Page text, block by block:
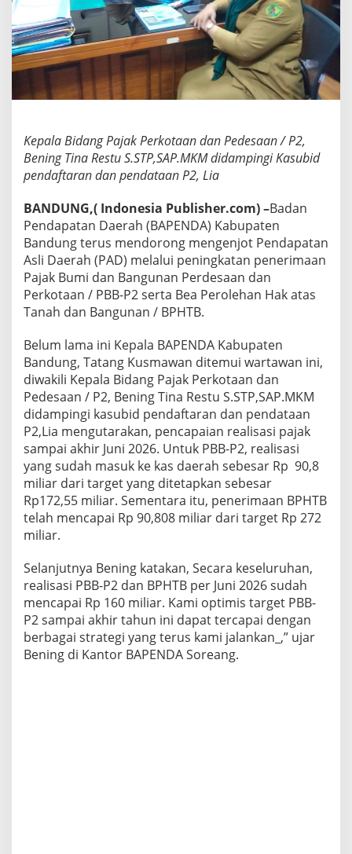
n
B
a
n
u
m
a
n
k
n
R
1
6
0
M
i
l
a
P
a
j
a
k
p
e
J
u
n
2
6
Kepala Bidang Pajak Perkotaan dan Pedesaan / P2,
Bening Tina Restu S.STP,SAP.MKM didampingi Kasubid
pendaftaran dan pendataan P2, Lia
BANDUNG,( Indonesia Publisher.com) –Badan
Pendapatan Daerah (BAPENDA) Kabupaten
Bandung terus mendorong mengenjot Pendapatan
Asli Daerah (PAD) melalui peningkatan penerimaan
Pajak Bumi dan Bangunan Perdesaan dan
Perkotaan / PBB-P2 serta Bea Perolehan Hak atas
Tanah dan Bangunan / BPHTB.
Belum lama ini Kepala BAPENDA Kabupaten
Bandung, Tatang Kusmawan ditemui wartawan ini,
diwakili Kepala Bidang Pajak Perkotaan dan
Pedesaan / P2, Bening Tina Restu S.STP,SAP.MKM
didampingi kasubid pendaftaran dan pendataan
P2,Lia mengutarakan, pencapaian realisasi pajak
sampai akhir Juni 2026. Untuk PBB-P2, realisasi
yang sudah masuk ke kas daerah sebesar Rp 90,8
miliar dari target yang ditetapkan sebesar
Rp172,55 miliar. Sementara itu, penerimaan BPHTB
telah mencapai Rp 90,808 miliar dari target Rp 272
miliar.
Selanjutnya Bening katakan, Secara keseluruhan,
realisasi PBB-P2 dan BPHTB per Juni 2026 sudah
mencapai Rp 160 miliar. Kami optimis target PBB-
P2 sampai akhir tahun ini dapat tercapai dengan
berbagai strategi yang terus kami jalankan_,” ujar
Bening di Kantor BAPENDA Soreang.